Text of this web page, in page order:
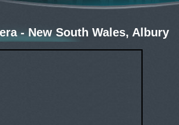
- New South Wales, Albury